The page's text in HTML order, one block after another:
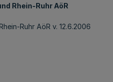
Rhein-Ruhr AöR
Ruhr AöR v. 12.6.2006